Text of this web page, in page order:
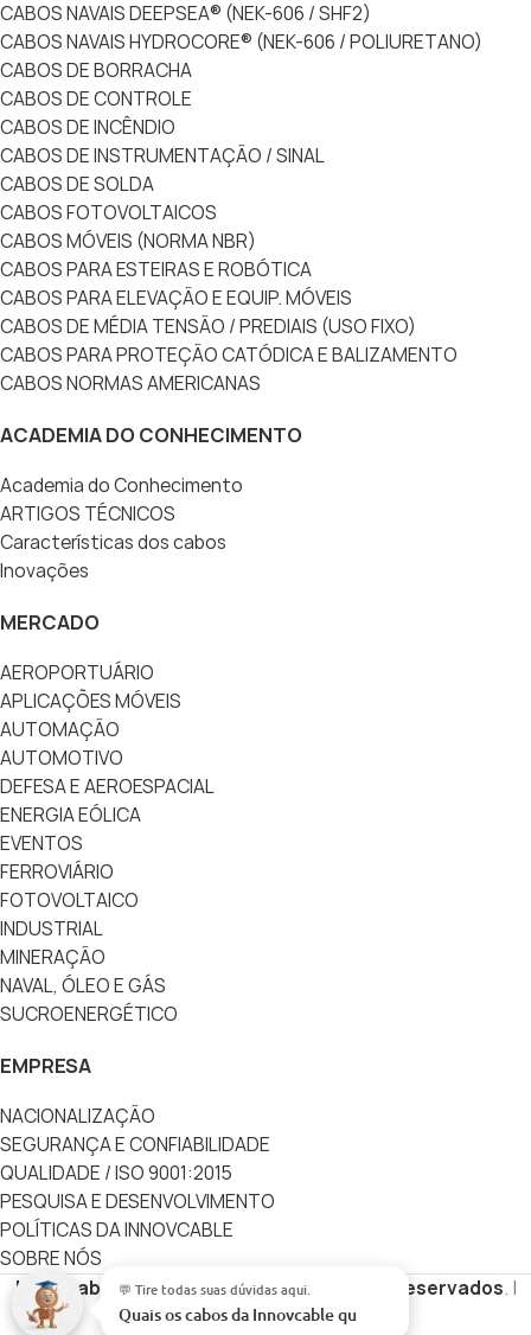
💬 Tire todas suas dúvidas aqui.
Quais os cabos da
CABOS NAVAIS DEEPSEA® (NEK-606 / SHF2)
CABOS NAVAIS HYDROCORE® (NEK-606 / POLIURETANO)
CABOS DE BORRACHA
CABOS DE CONTROLE
CABOS DE INCÊNDIO
CABOS DE INSTRUMENTAÇÃO / SINAL
CABOS DE SOLDA
CABOS FOTOVOLTAICOS
CABOS MÓVEIS (NORMA NBR)
CABOS PARA ESTEIRAS E ROBÓTICA
CABOS PARA ELEVAÇÃO E EQUIP. MÓVEIS
CABOS DE MÉDIA TENSÃO / PREDIAIS (USO FIXO)
CABOS PARA PROTEÇÃO CATÓDICA E BALIZAMENTO
CABOS NORMAS AMERICANAS
ACADEMIA DO CONHECIMENTO
Academia do Conhecimento
ARTIGOS TÉCNICOS
Características dos cabos
Inovações
MERCADO
AEROPORTUÁRIO
APLICAÇÕES MÓVEIS
AUTOMAÇÃO
AUTOMOTIVO
DEFESA E AEROESPACIAL
ENERGIA EÓLICA
EVENTOS
FERROVIÁRIO
FOTOVOLTAICO
INDUSTRIAL
MINERAÇÃO
NAVAL, ÓLEO E GÁS
SUCROENERGÉTICO
EMPRESA
NACIONALIZAÇÃO
SEGURANÇA E CONFIABILIDADE
QUALIDADE / ISO 9001:2015
PESQUISA E DESENVOLVIMENTO
POLÍTICAS DA INNOVCABLE
SOBRE NÓS
Innovcable
Copyright Todos os direitos reservados. |
Desenvolvido porVértice Digital